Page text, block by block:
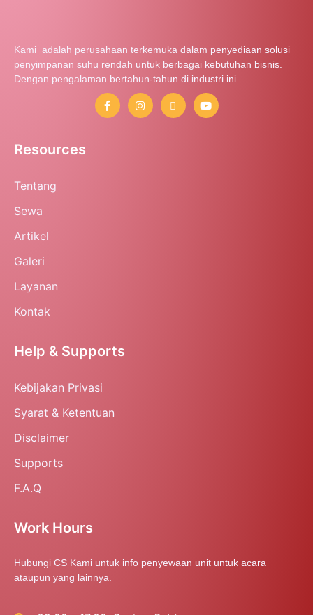
Kami adalah perusahaan terkemuka dalam penyediaan solusi
penyimpanan suhu rendah untuk berbagai kebutuhan bisnis.
Dengan pengalaman bertahun-tahun di industri ini.
Resources
Tentang
Sewa
Artikel
Galeri
Layanan
Kontak
Help & Supports
Kebijakan Privasi
Syarat & Ketentuan
Disclaimer
Supports
F.A.Q
Work Hours
Hubungi CS Kami untuk info penyewaan unit untuk acara
ataupun yang lainnya.